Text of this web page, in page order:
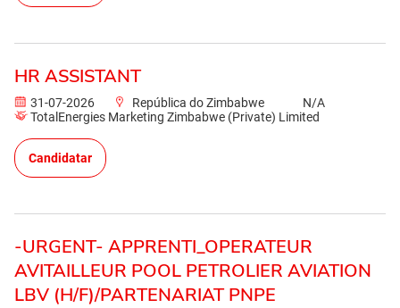
HR ASSISTANT
31-07-2026 República do Zimbabwe
N/A
TotalEnergies Marketing Zimbabwe (Private) Limited
Candidatar
-URGENT- APPRENTI_OPERATEUR
AVITAILLEUR POOL PETROLIER AVIATION
LBV (H/F)/PARTENARIAT PNPE